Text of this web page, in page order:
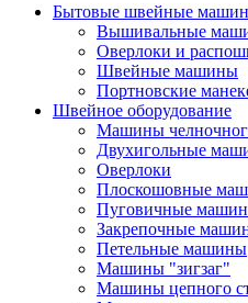
Бытовые швейные
Вышивальные
Оверлоки и
Швейные машины
Портновские
Швейное оборудование
Машины
Двухигольные
Оверлоки
Плоскошовные
Пуговичные
Закрепочные
Петельные машины
Машины "зигзаг"
Машины цепного